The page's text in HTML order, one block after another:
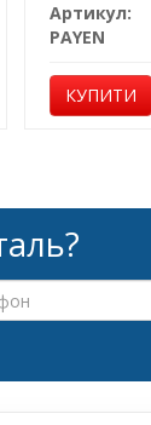
Артикул:
PAYEN
КУПИТИ